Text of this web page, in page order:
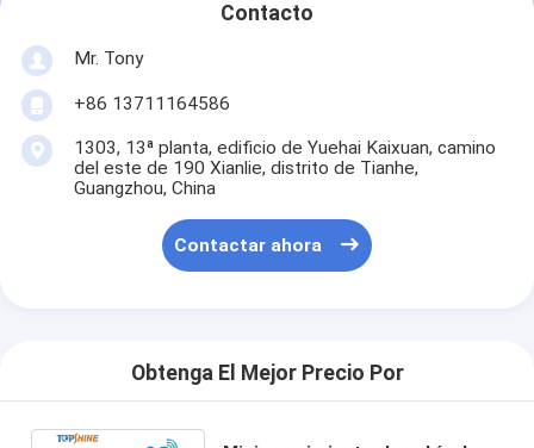
Contacto
Mr. Tony
+86 13711164586
1303, 13ª planta, edificio de Yuehai Kaixuan, camino
del este de 190 Xianlie, distrito de Tianhe,
Guangzhou, China
Contactar ahora
Obtenga El Mejor Precio Por